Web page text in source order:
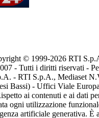
© 1999-2026 RTI
- Tutti i diritti riservati -
- RTI S.p.A., Mediaset
Bassi) - Uffici Viale
ai contenuti e ai dati
ogni utilizzazione
artificiale generativa. È